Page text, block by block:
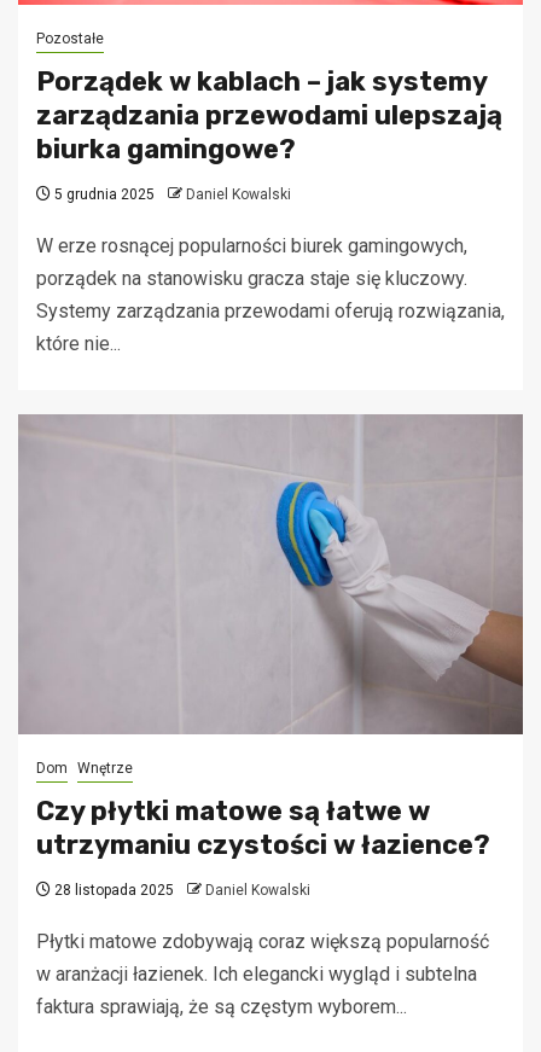
Pozostałe
Porządek w kablach – jak systemy
zarządzania przewodami ulepszają
biurka gamingowe?
5 grudnia 2025 Daniel Kowalski
W erze rosnącej popularności biurek gamingowych,
porządek na stanowisku gracza staje się kluczowy.
Systemy zarządzania przewodami oferują rozwiązania,
które nie...
Dom Wnętrze
Czy płytki matowe są łatwe w
utrzymaniu czystości w łazience?
28 listopada 2025 Daniel Kowalski
Płytki matowe zdobywają coraz większą popularność
w aranżacji łazienek. Ich elegancki wygląd i subtelna
faktura sprawiają, że są częstym wyborem...